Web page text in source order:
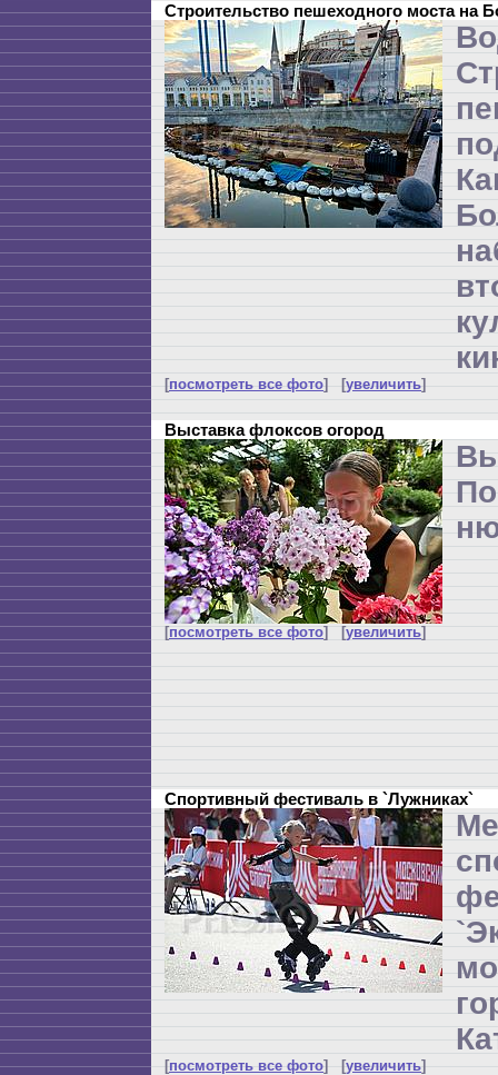
Строительство пешеходного моста на
[посмотреть все фото] [увеличить]
Выставка флоксов огород
[посмотреть все фото] [увеличить]
Спортивный фестиваль в `Лужниках`
[посмотреть все фото] [увеличить]